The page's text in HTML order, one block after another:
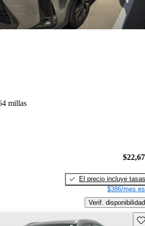
millas
El precio incluye tasas
$386/mes
Verif. disponibilidad